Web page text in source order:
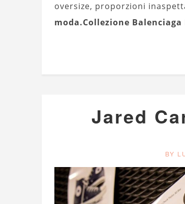
oversize, proporzioni
moda.Collezione Balenciaga
Jared
BY